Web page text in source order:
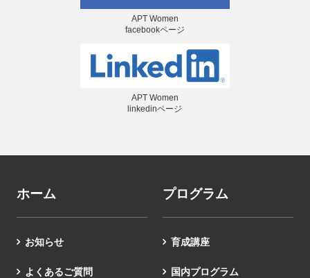
APT Women
facebookページ
APT Women
linkedinページ
ホーム
お知らせ
よくあるご質問
プログラム
育成講座
国内プログラム